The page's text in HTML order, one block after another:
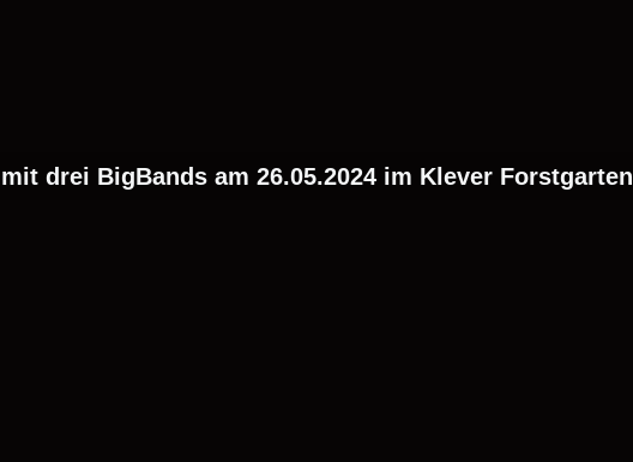
drei BigBands am 26.05.2024 im Klever Forstgarten